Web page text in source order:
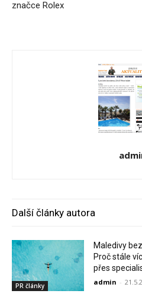
značce Rolex
Další články autora
PR články
Maledivy
Proč stále
přes
admin -